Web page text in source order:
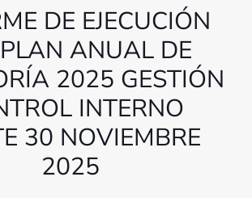
DE EJECUCIÓN
ANUAL DE
2025 GESTIÓN
INTERNO
30 NOVIEMBRE
2025